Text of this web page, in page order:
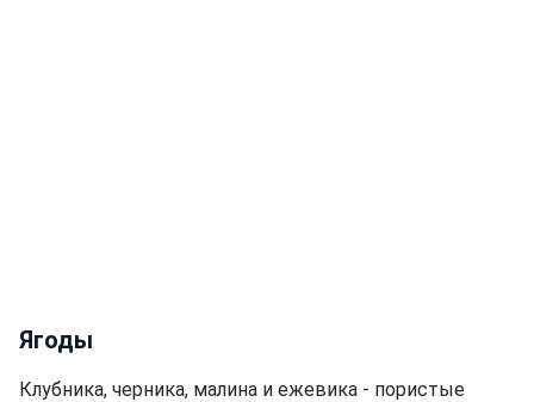
Ягоды
Клубника, черника, малина и ежевика - пористые